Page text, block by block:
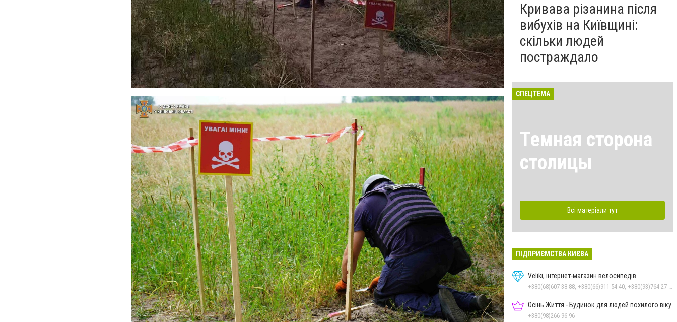
Кривава різанина після
вибухів на Київщині:
скільки людей
постраждало
СПЕЦТЕМА
Темная сторона
столицы
Всі матеріали тут
ПІДПРИЄМСТВА КИЄВА
Veliki, інтернет-магазин велосипедів
Осінь Життя - Будинок для людей похилого віку
+380(98)266-96-96